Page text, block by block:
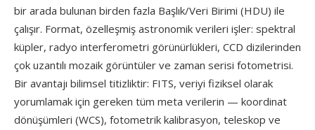
bir arada bulunan birden fazla Başlık/Veri Birimi (HDU) ile
çalışır. Format, özelleşmiş astronomik verileri işler: spektral
küpler, radyo interferometri görünürlükleri, CCD dizilerinden
çok uzantılı mozaik görüntüler ve zaman serisi fotometrisi.
Bir avantajı bilimsel titizliktir: FITS, veriyi fiziksel olarak
yorumlamak için gereken tüm meta verilerin — koordinat
dönüşümleri (WCS), fotometrik kalibrasyon, teleskop ve